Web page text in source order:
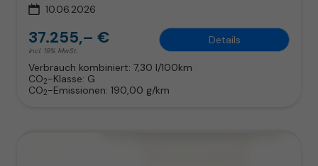
10.06.2026
37.255,– €
incl. 19% MwSt.
Details
Verbrauch kombiniert: 7,30 l/100km
CO2-Klasse: G
CO2-Emissionen: 190,00 g/km